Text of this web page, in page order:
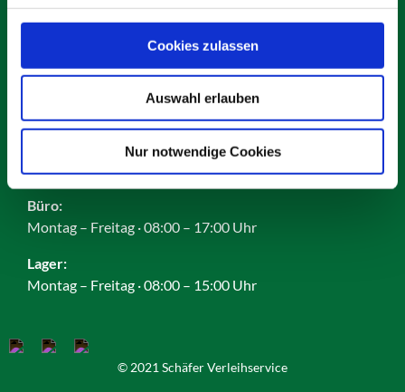
Cookies zulassen
Auswahl erlauben
Nur notwendige Cookies
Impressum
AGB
Öffnungszeiten:
Büro:
Montag – Freitag · 08:00 – 17:00 Uhr
Lager:
Montag – Freitag · 08:00 – 15:00 Uhr
© 2021 Schäfer Verleihservice